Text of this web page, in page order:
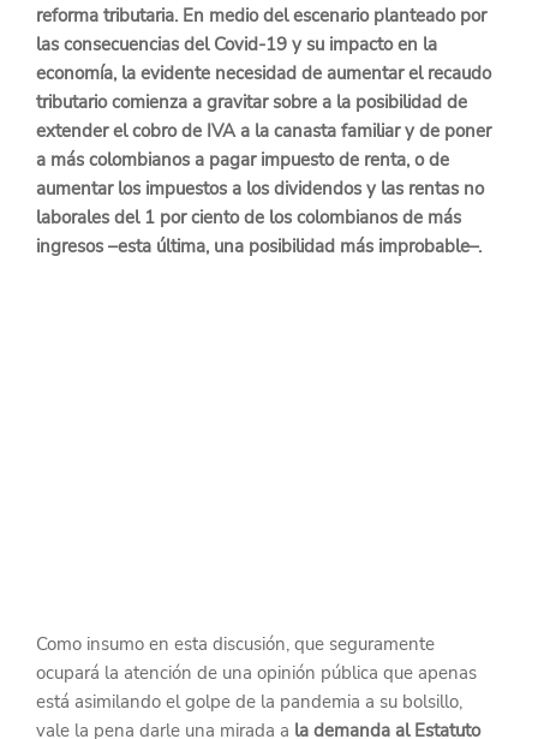
reforma tributaria. En medio del escenario planteado por
las consecuencias del Covid-19 y su impacto en la
economía, la evidente necesidad de aumentar el recaudo
tributario comienza a gravitar sobre a la posibilidad de
extender el cobro de IVA a la canasta familiar y de poner
a más colombianos a pagar impuesto de renta, o de
aumentar los impuestos a los dividendos y las rentas no
laborales del 1 por ciento de los colombianos de más
ingresos –esta última, una posibilidad más improbable–.
Como insumo en esta discusión, que seguramente
ocupará la atención de una opinión pública que apenas
está asimilando el golpe de la pandemia a su bolsillo,
vale la pena darle una mirada a la demanda al Estatuto